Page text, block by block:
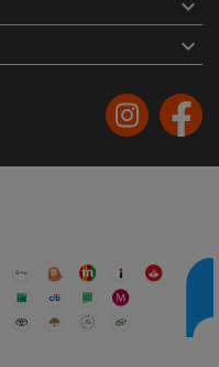

keyboard_arrow_down